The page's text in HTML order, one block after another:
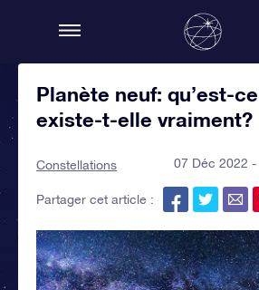
Planète neuf: qu’est-
existe-t-elle vraiment?
Constellations 07 Déc 2022 -
Partager cet article :